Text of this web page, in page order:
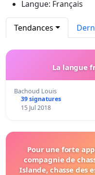
Langue: Français
Tendances
La langue
Bachoud Louis
39 signatures
15 Jul 2018
Pour une forte
compagnie de
Islande, chasse des